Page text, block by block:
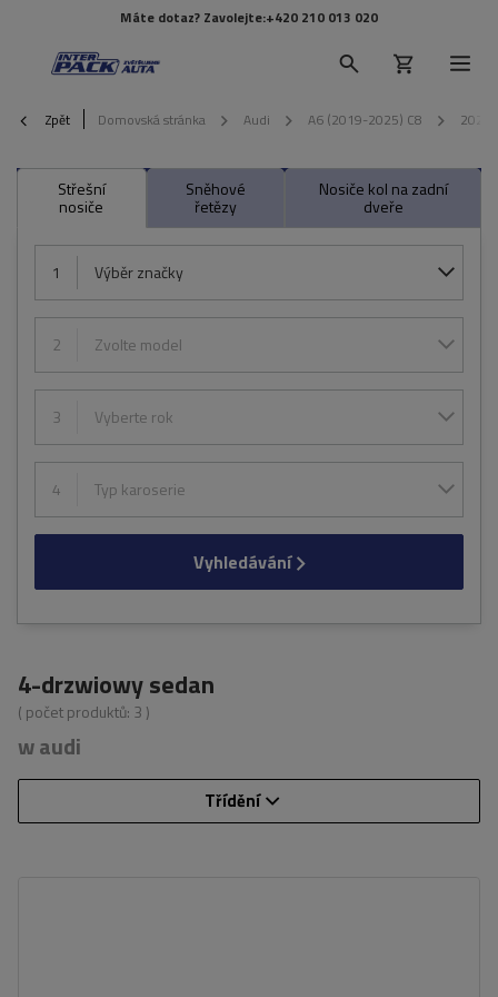
Máte dotaz? Zavolejte:+420 210 013 020
Zpět Domovská stránka Audi A6 (2019-2025) C8 2022
Střešní
nosiče
Sněhové
řetězy
Nosiče kol na zadní
dveře
1 Výběr značky
2 Zvolte model
3 Vyberte rok
4 Typ karoserie
Vyhledávání
4-drzwiowy sedan
( počet produktů: 3 )
w audi
Třídění